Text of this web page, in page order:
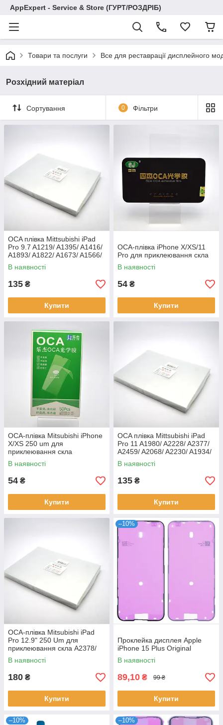
AppExpert - Service & Store (ГУРТ/РОЗДРІБ)
Товари та послуги Все для реставрації дисплейного
Розхідний матеріал
Сортування 0 Фільтри
OCA плівка Mittsubishi iPad
Pro 9.7 A1219/ A1395/ A1416/
A1893/ A1822/ A1673/ A1566/
A1474/ A1458
В наявності
135 ₴
Купити
OCA-плівка iPhone X/XS/11
Pro для приклеювання скла
В наявності
54 ₴
Купити
OCA-плівка Mitsubishi iPhone
X/XS 250 um для
приклеювання скла
В наявності
54 ₴
Купити
OCA плівка Mittsubishi iPad
Pro 11 A1980/ A2228/ A2377/
A2459/ A2068/ A2230/ A1934/
A2013
В наявності
135 ₴
Купити
OCA-плівка Mitsubishi iPad
Pro 12.9" 250 Um для
приклеювання скла A2378/
A2461/ A2229/ A2069
В наявності
180 ₴
Купити
–10%
Проклейка дисплея Apple
iPhone 15 Plus Original
В наявності
89,10 ₴ 99 ₴
Купити
–10% –10%